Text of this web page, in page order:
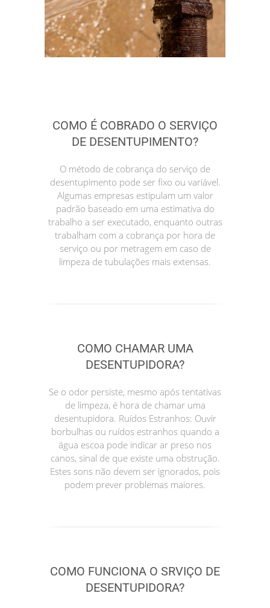
COMO É COBRADO O SERVIÇO
DE DESENTUPIMENTO?
O método de cobrança do serviço de
desentupimento pode ser fixo ou variável.
Algumas empresas estipulam um valor
padrão baseado em uma estimativa do
trabalho a ser executado, enquanto outras
trabalham com a cobrança por hora de
serviço ou por metragem em caso de
limpeza de tubulações mais extensas.
COMO CHAMAR UMA
DESENTUPIDORA?
Se o odor persiste, mesmo após tentativas
de limpeza, é hora de chamar uma
desentupidora. Ruídos Estranhos: Ouvir
borbulhas ou ruídos estranhos quando a
água escoa pode indicar ar preso nos
canos, sinal de que existe uma obstrução.
Estes sons não devem ser ignorados, pois
podem prever problemas maiores.
COMO FUNCIONA O SRVIÇO DE
DESENTUPIDORA?